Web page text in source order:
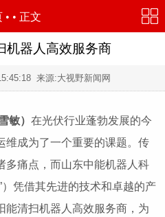
• • 正文
机器人高效服务商
来源:大视野新闻网
敏） 在光伏行业蓬勃发展的今
维成为了一个重要的课题。传
多痛点，而山东中能机器人科
凭借其先进的技术和卓越的产
能清扫机器人高效服务商，为